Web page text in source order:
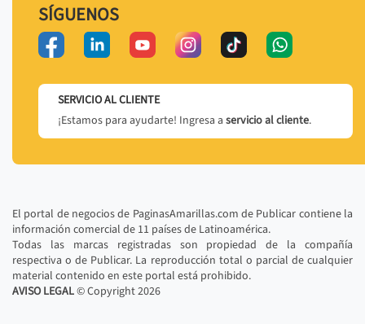
SÍGUENOS
SERVICIO AL CLIENTE
¡Estamos para ayudarte! Ingresa a servicio al cliente.
El portal de negocios de PaginasAmarillas.com de Publicar contiene la
información comercial de 11 países de Latinoamérica.
Todas las marcas registradas son propiedad de la compañía
respectiva o de Publicar. La reproducción total o parcial de cualquier
material contenido en este portal está prohibido.
AVISO LEGAL© Copyright2026